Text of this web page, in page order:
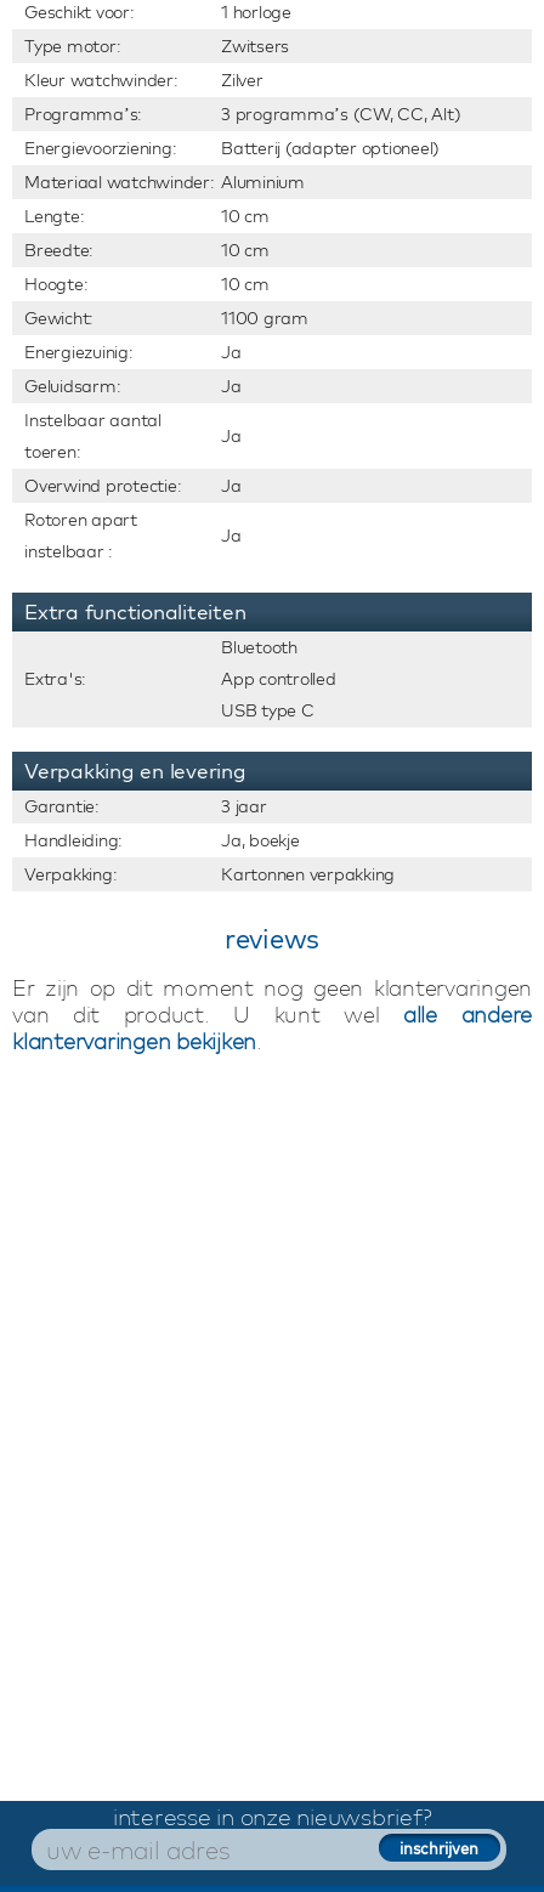
Geschikt voor:
1 horloge
Type motor:
Zwitsers
Kleur watchwinder:
Zilver
Programma’s:
3 programma’s (CW, CC, Alt)
Energievoorziening:
Batterij (adapter optioneel)
Materiaal watchwinder: Aluminium
Lengte:
10 cm
Breedte:
10 cm
Hoogte:
10 cm
Gewicht:
1100 gram
Energiezuinig:
Ja
Geluidsarm:
Ja
Instelbaar aantal
toeren:
Ja
Overwind protectie:
Ja
Rotoren apart
instelbaar :
Ja
Extra functionaliteiten
Extra's:
Bluetooth
App controlled
USB type C
Verpakking en levering
Garantie:
3 jaar
Handleiding:
Ja, boekje
Verpakking:
Kartonnen verpakking
reviews
Er zijn op dit moment nog geen klantervaringen
van dit product. U kunt wel alle andere
klantervaringen bekijken.
interesse in onze nieuwsbrief?